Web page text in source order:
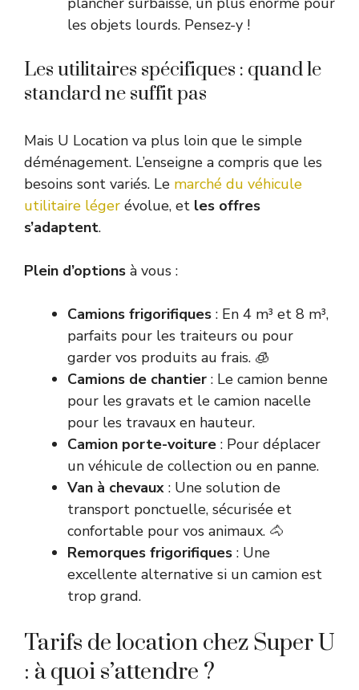
les objets lourds. Pensez-y !
Les utilitaires spécifiques : quand le
standard ne suffit pas
Mais U Location va plus loin que le simple
déménagement. L’enseigne a compris que les
besoins sont variés. Le marché du véhicule
utilitaire léger évolue, et les offres
s’adaptent.
Plein d’options à vous :
Camions frigorifiques : En 4 m³ et 8 m³,
parfaits pour les traiteurs ou pour
garder vos produits au frais. 🧊
Camions de chantier : Le camion benne
pour les gravats et le camion nacelle
pour les travaux en hauteur.
Camion porte-voiture : Pour déplacer
un véhicule de collection ou en panne.
Van à chevaux : Une solution de
transport ponctuelle, sécurisée et
confortable pour vos animaux. 🐴
Remorques frigorifiques : Une
excellente alternative si un camion est
trop grand.
Tarifs de location chez Super U
: à quoi s’attendre ?